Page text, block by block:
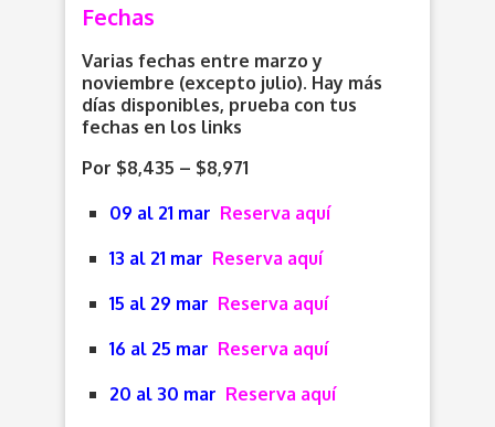
Fechas
Varias fechas entre marzo y
noviembre (excepto julio). Hay más
días disponibles, prueba con tus
fechas en los links
Por $8,435 – $8,971
09 al 21 mar Reserva aquí
13 al 21 mar Reserva aquí
15 al 29 mar Reserva aquí
16 al 25 mar Reserva aquí
20 al 30 mar Reserva aquí